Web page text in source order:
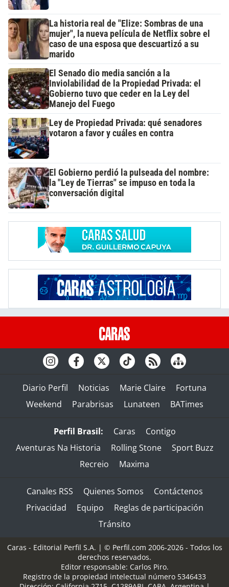
La historia real de "Elize: Sombras de una
mujer", la nueva película de Netflix sobre el
caso de una esposa que descuartizó a su
marido
El Senado dio media sanción a la
Inviolabilidad de la Propiedad Privada: el
Gobierno tuvo que ceder en la Ley del
Manejo del Fuego
Ley de Propiedad Privada: qué senadores
votaron a favor y cuáles en contra
El Gobierno perdió la pulseada del nombre:
la "Ley de Tierras" se impuso en toda la
conversación digital
Diario Perfil Noticias Marie Claire
Fortuna
Weekend
Parabrisas Lunateen BATimes
Perfil Brasil: Caras
Contigo
Aventuras Na Historia
Rolling Stone
Sport Buzz
Recreio
Maxima
Canales RSS Quienes Somos
Contáctenos
Privacidad
Equipo
Reglas de participación
Tránsito
Caras - Editorial Perfil S.A. | © Perfil.com 2006-2026 - Todos los
derechos reservados.
Editor responsable: Carlos Piro.
Registro de la propiedad intelectual número 5346433